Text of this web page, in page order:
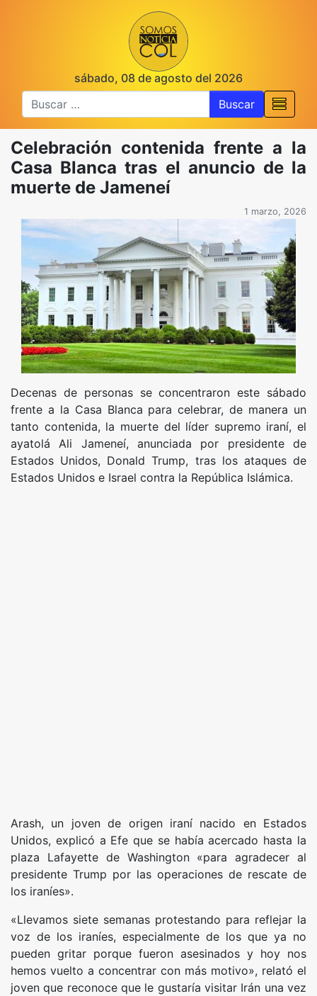
sábado, 08 de agosto del 2026
Buscar
Celebración contenida frente a la
Casa Blanca tras el anuncio de la
muerte de Jameneí
1 marzo, 2026
Decenas de personas se concentraron este sábado
frente a la Casa Blanca para celebrar, de manera un
tanto contenida, la muerte del líder supremo iraní, el
ayatolá Ali Jameneí, anunciada por presidente de
Estados Unidos, Donald Trump, tras los ataques de
Estados Unidos e Israel contra la República Islámica.
Arash, un joven de origen iraní nacido en Estados
Unidos, explicó a Efe que se había acercado hasta la
plaza Lafayette de Washington «para agradecer al
presidente Trump por las operaciones de rescate de
los iraníes».
«Llevamos siete semanas protestando para reflejar la
voz de los iraníes, especialmente de los que ya no
pueden gritar porque fueron asesinados y hoy nos
hemos vuelto a concentrar con más motivo», relató el
joven que reconoce que le gustaría visitar Irán una vez